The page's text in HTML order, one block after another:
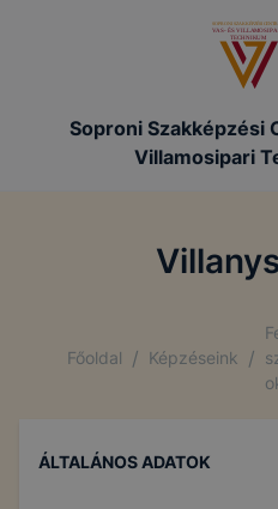
Soproni Szakképzési
Villamosipari
Főoldal / Képzéseink /
ÁLTALÁNOS ADATOK